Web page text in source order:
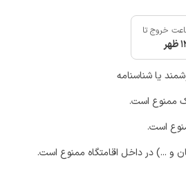
خروج تا
یا شناسنامه
ممنوع است.
است.
و ...) در داخل اقامتگاه ممنوع است.